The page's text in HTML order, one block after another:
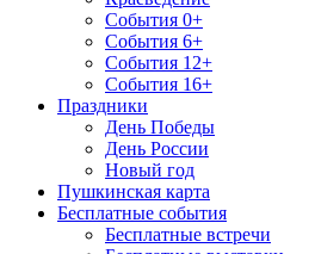
События 0+
События 6+
События 12+
События 16+
Праздники
День Победы
День России
Новый год
Пушкинская карта
Бесплатные события
Бесплатные встречи